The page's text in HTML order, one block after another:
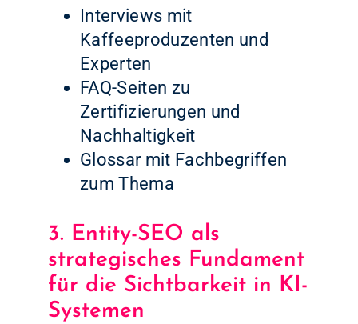
Interviews mit
Kaffeeproduzenten und
Experten
FAQ-Seiten zu
Zertifizierungen und
Nachhaltigkeit
Glossar mit Fachbegriffen
zum Thema
3. Entity-SEO als
strategisches Fundament
für die Sichtbarkeit in KI-
Systemen